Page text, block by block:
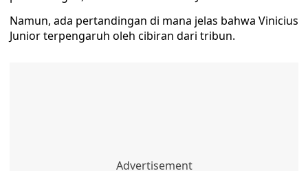
Namun, ada pertandingan di mana jelas bahwa Vinicius
Junior terpengaruh oleh cibiran dari tribun.